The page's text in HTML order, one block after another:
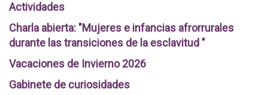
Actividades
Charla abierta: "Mujeres e infancias afrorrurales
durante las transiciones de la esclavitud "
Vacaciones de Invierno 2026
Gabinete de curiosidades